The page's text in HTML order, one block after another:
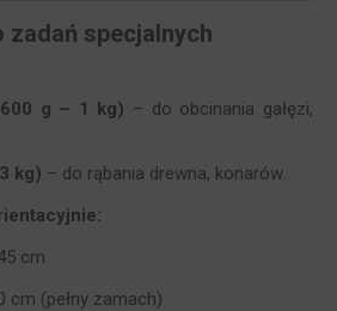
zadań specjalnych
600 g – 1 kg) – do obcinania gałęzi,
kg) – do rąbania drewna, konarów.
cm
cm (pełny zamach)